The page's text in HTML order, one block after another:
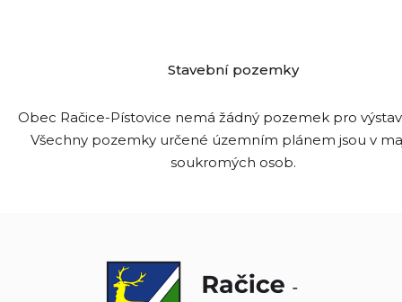
Stavební pozemky
Obec Račice-Pístovice nemá žádný pozemek pro
Všechny pozemky určené územním plánem jsou v
soukromých osob.